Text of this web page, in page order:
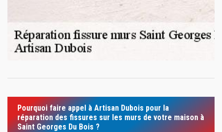
Pourquoi faire appel à Artisan Dubois pour la
réparation des fissures sur les murs de votre maison à
Saint Georges Du Bois ?